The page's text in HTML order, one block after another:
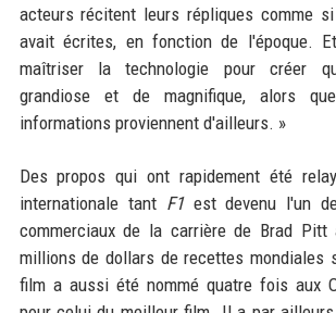
acteurs récitent leurs répliques comme
avait écrites, en fonction de l'époque.
maîtriser la technologie pour créer
grandiose et de magnifique, alors
informations proviennent d'ailleurs. »
Des propos qui ont rapidement été
internationale tant F1est devenu l'un
commerciaux de la carrière de Brad
millions de dollars de recettes mondiales
film a aussi été nommé quatre fois aux